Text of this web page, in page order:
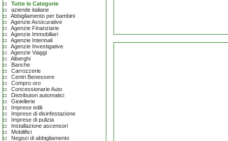
Tutte le Categorie
aziende italiane
Abbigliamento per bambini
Agenzie Assicurative
Agenzie Finanziarie
Agenzie Immobiliari
Agenzie Interinali
Agenzie Investigative
Agenzie Viaggi
Alberghi
Banche
Carrozzerie
Centri Benessere
Compro oro
Concessionarie Auto
Distributori automatici
Gioiellerie
Imprese edili
Imprese di disinfestazione
Imprese di pulizia
Installazione ascensori
Mobilifici
Negozi di abbigliamento